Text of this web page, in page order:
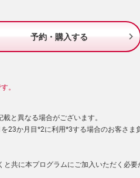
予約・購入する 
。
と異なる場合がございます。
23か月目*2に利用*3する場合のお客さま
共に本プログラムにご加入いただく必要